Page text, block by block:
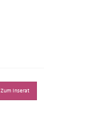
Zum Inserat